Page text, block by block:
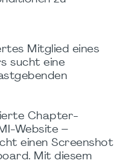
Mitglied eines
sucht eine
Chapter-
Website –
einen Screenshot
Mit diesem